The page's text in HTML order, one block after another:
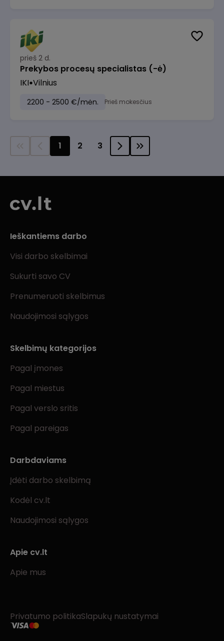
prieš 2 d.
Prekybos procesų specialistas (-ė)
IKI Vilnius
2200 - 2500 €/mėn. Prieš mokesčius
1 2 3
Ieškantiems darbo
Visi darbo skelbimai
Sukurti savo CV
Prenumeruoti skelbimus
Naudojimosi sąlygos
Skelbimų kategorijos
Pagal įmones
Pagal miestus
Pagal verslo sritis
Pagal pareigas
Darbdaviams
Įdėti darbo skelbimą
Kodėl cv.lt
Naudojimosi sąlygos
Apie cv.lt
Apie mus
Privatumo politikaSlapukų nustatymai